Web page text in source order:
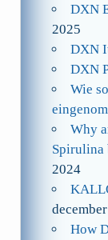
DXN
2025
DXN
DXN
Wie
Why
Spirulina
2024
How